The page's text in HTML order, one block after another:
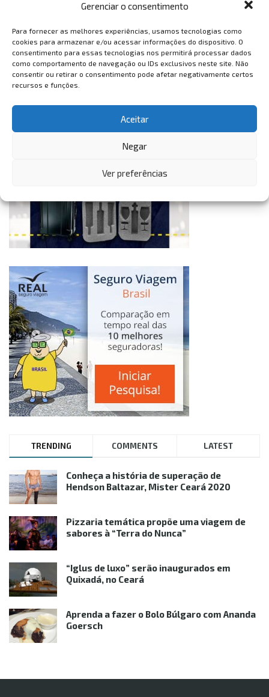
Gerenciar o consentimento
Para fornecer as melhores experiências, usamos tecnologias como
cookies para armazenar e/ou acessar informações do dispositivo. O
consentimento para essas tecnologias nos permitirá processar dados
como comportamento de navegação ou IDs exclusivos neste site. Não
consentir ou retirar o consentimento pode afetar negativamente certos
recursos e funções.
Aceitar
Negar
Ver preferências
TRENDING COMMENTS LATEST
Conheça a história de superação de
Hendson Baltazar, Mister Ceará 2020
Pizzaria temática propõe uma viagem de
sabores à “Terra do Nunca”
“Iglus de luxo” serão inaugurados em
Quixadá, no Ceará
Aprenda a fazer o Bolo Búlgaro com Ananda
Goersch